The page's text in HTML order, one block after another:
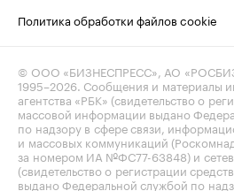
Политика обработки файлов cookie
© ООО «БИЗНЕСПРЕСС», АО
1995–2026 . Сообщения и материалы
агентства «РБК» (свидетельство о
массовой информации выдано
по надзору в сфере связи,
и массовых коммуникаций
за номером ИА №ФС77-63848) и
(свидетельство о регистрации
выдано Федеральной службой по